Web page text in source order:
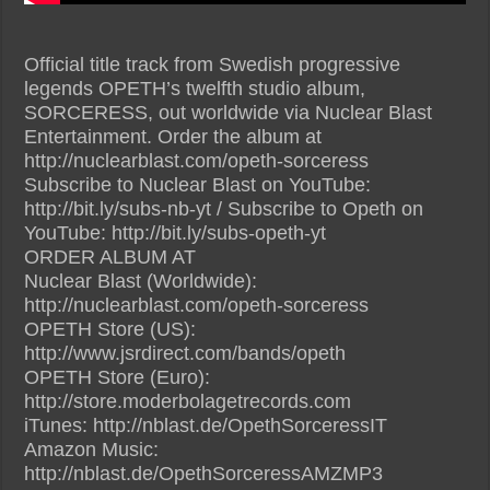
Official title track from Swedish progressive
legends OPETH’s twelfth studio album,
SORCERESS, out worldwide via Nuclear Blast
Entertainment. Order the album at
http://nuclearblast.com/opeth-sorceress
Subscribe to Nuclear Blast on YouTube:
http://bit.ly/subs-nb-yt / Subscribe to Opeth on
YouTube: http://bit.ly/subs-opeth-yt
ORDER ALBUM AT
Nuclear Blast (Worldwide):
http://nuclearblast.com/opeth-sorceress
OPETH Store (US):
http://www.jsrdirect.com/bands/opeth
OPETH Store (Euro):
http://store.moderbolagetrecords.com
iTunes: http://nblast.de/OpethSorceressIT
Amazon Music:
http://nblast.de/OpethSorceressAMZMP3